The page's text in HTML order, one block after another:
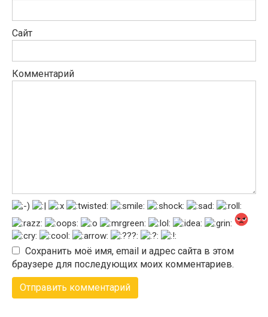
Сайт
Комментарий
Сохранить моё имя, email и адрес сайта в этом
браузере для последующих моих комментариев.